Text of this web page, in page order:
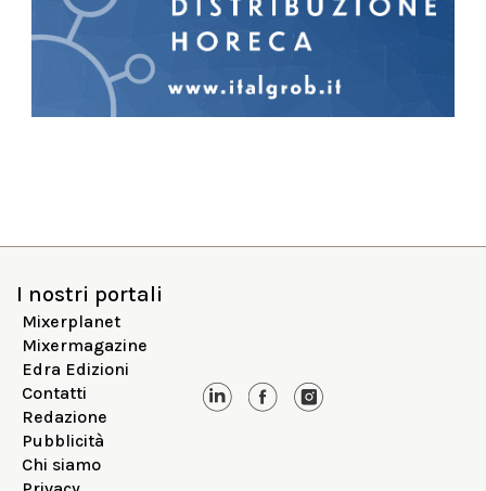
I nostri portali
Mixerplanet
Mixermagazine
Edra Edizioni
Contatti
Redazione
Pubblicità
Chi siamo